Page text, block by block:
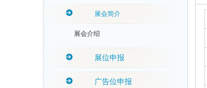
展会简介
展会介绍
展位申报
广告位申报